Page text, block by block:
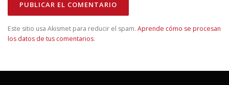
Este sitio usa Akismet para reducir el spam. Aprende cómo se procesan
los datos de tus comentarios.